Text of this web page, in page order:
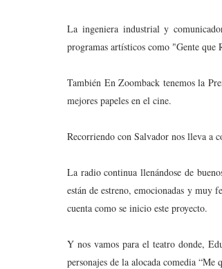
La ingeniera industrial y
programas artísticos como "Gente que
También En Zoomback tenemos la
mejores papeles en el cine.
Recorriendo con Salvador nos lleva a
La radio continua llenándose de
están de estreno, emocionadas y muy
cuenta como se inicio este proyecto.
Y nos vamos para el teatro donde,
personajes de la alocada comedia “Me